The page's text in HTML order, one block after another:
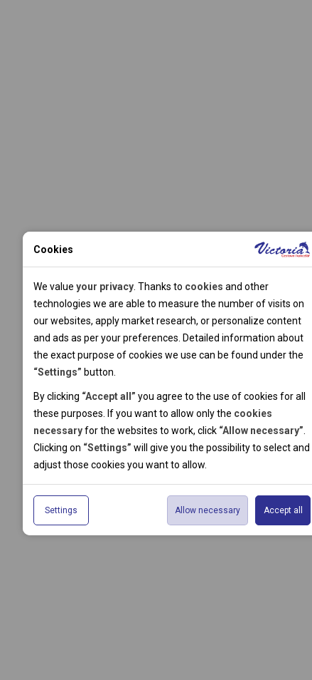
Cookies
We value your privacy . Thanks to cookies and other
technologies we are able to measure the number of visits on
our websites, apply market research, or personalize content
and ads as per your preferences. Detailed information about
the exact purpose of cookies we use can be found under the
“Settings” button.
By clicking “Accept all” you agree to the use of cookies for all
these purposes. If you want to allow only the cookies
necessaryfor the websites to work, click “Allow necessary”
Clicking on “Settings” will give you the possibility to select and
adjust those cookies you want to allow.
Settings Accept all
Allow necessary
Technical cookies help the websites to work properly by
allowing basic functionalities like navigation and access to the
secured sections of the websites. The websites cannot work
properly without these cookies.
Analytical cookies
Thanks to the analytical cookies we are able to measure visits
of the websites, sources of visits, ads performance and their
reach. Data collected this way is processed anonymously
without any link to a specific user. Without your consent for
our use of analytical cookies, we are not able to analyze and
optimize the websites' performance.
Personal cookies
Personal cookies allow us adjust the websites' content per
your specific needs and preferencies. Denying the use of
personal cookies may lead to displaying information of no use
for the particular user, and irrelevant offers or
recommendations.
Marketing cookies
The use of marketing cookies facilitate displaying of relevant
advertisements by either us or a third party on our or third
party websites. Theese type of cookies helps us to create